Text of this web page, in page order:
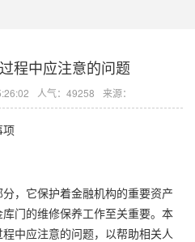
程中应注意的问题
人气：49258 来源：
项
，它保护着金融机构的重要资产
门的维修保养工作至关重要。本
中应注意的问题，以帮助相关人